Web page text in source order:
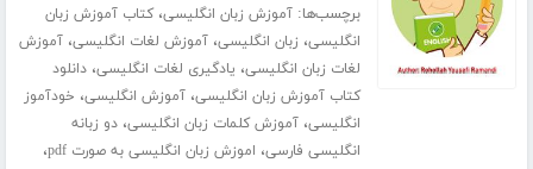
برچسب‌ها:آموزش زبان انگلیسی،کتاب آموزش زبان
انگلیسی، زبان انگلیسی،آموزش لغات انگلیسی،آموزش
لغات زبان انگلیسی، یادگیری لغات انگلیسی،دانلود
کتاب آموزش زبان انگلیسی،آموزش انگلیسی، خودآموز
انگلیسی،آموزش کلمات زبان انگلیسی،دو زبانه
انگلیسی فارسی، اموزش زبان انگلیسی به صورت pdf
،